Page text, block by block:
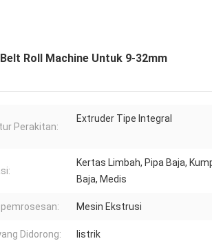
Roll Machine Untuk 9-32mm
Perakitan:
Extruder Tipe Integral
Kertas Limbah, Pipa Baja,
Baja, Medis
Mesin Ekstrusi
Didorong: listrik